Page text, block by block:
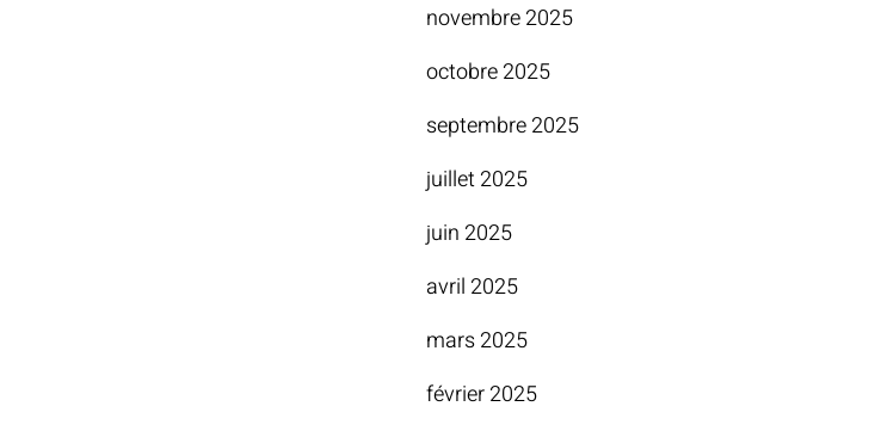
novembre 2025
octobre 2025
septembre 2025
juillet 2025
juin 2025
avril 2025
mars 2025
février 2025